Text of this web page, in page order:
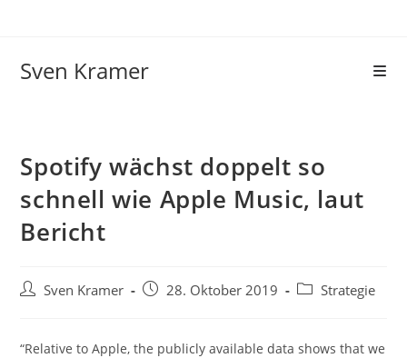
Sven Kramer
Spotify wächst doppelt so
schnell wie Apple Music, laut
Bericht
Sven Kramer 28. Oktober 2019 Strategie
“Relative to Apple, the publicly available data shows that we